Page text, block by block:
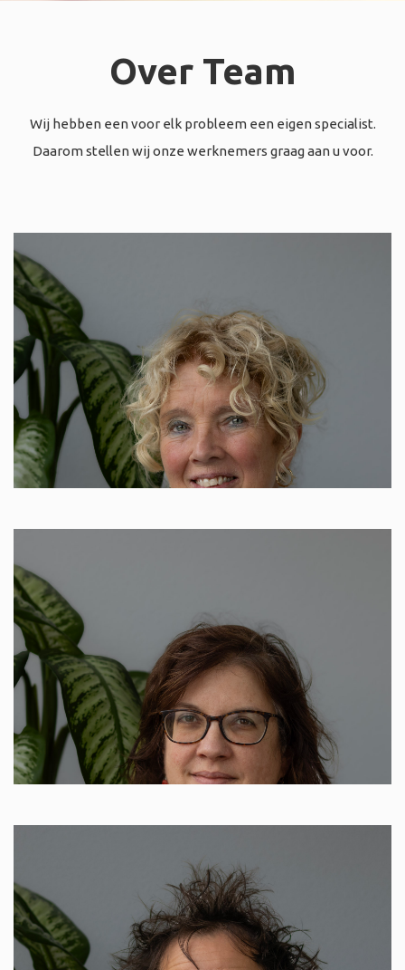
Over Team
Wij hebben een voor elk probleem een eigen specialist.
Daarom stellen wij onze werknemers graag aan u voor.